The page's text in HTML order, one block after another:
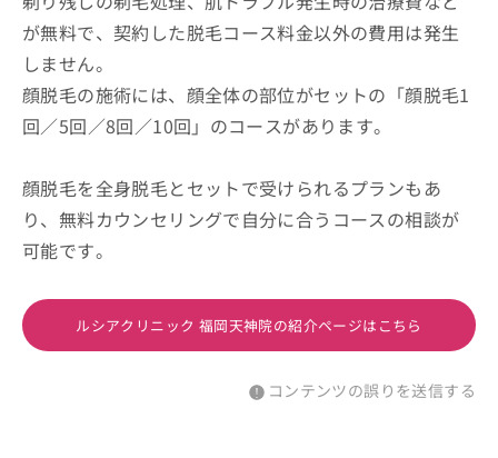
が無料で、契約した脱毛コース料金以外の費用は発生
しません。
顔脱毛の施術には、顔全体の部位がセットの「顔脱毛1
回／5回／8回／10回」のコースがあります。
顔脱毛を全身脱毛とセットで受けられるプランもあ
り、無料カウンセリングで自分に合うコースの相談が
可能です。
ルシアクリニック 福岡天神院の紹介ページはこちら
コンテンツの誤りを送信する